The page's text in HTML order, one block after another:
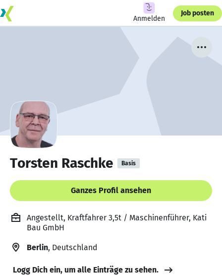
Anmelden
Job posten
Torsten Raschke Basis
Ganzes Profil ansehen
Angestellt, Kraftfahrer 3,5t / Maschinenführer, Kati
Bau GmbH
Berlin, Deutschland
Logg Dich ein, um alle Einträge zu sehen.